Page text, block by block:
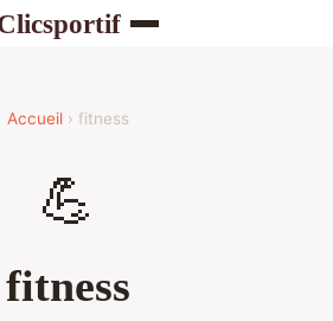
Accueil› fitness
💪
fitness